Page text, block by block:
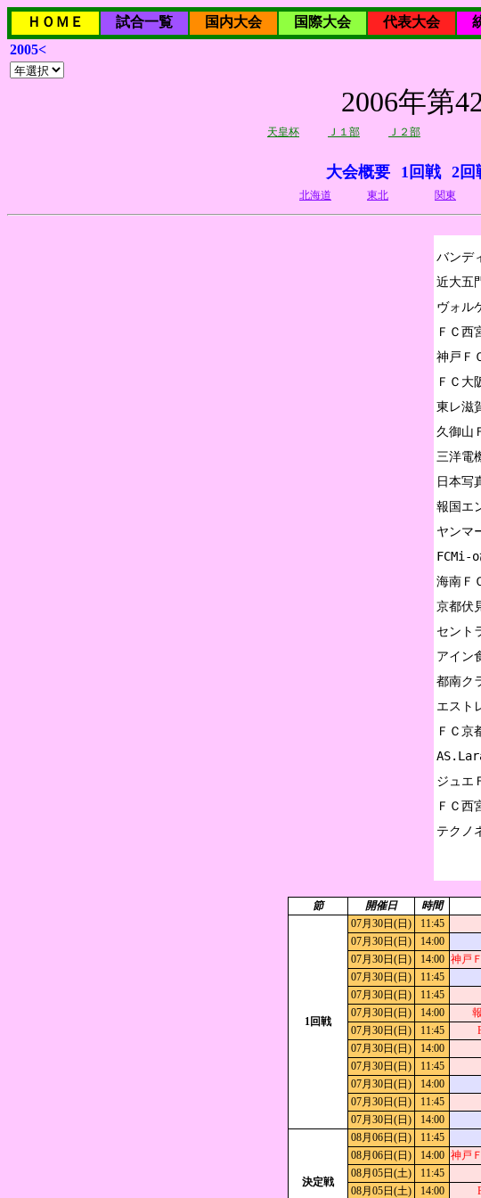
ＨＯＭＥ 試合一覧 国内大会 国際大会 代表大会
2005<
2006年第
天皇杯 Ｊ１部 Ｊ２部
大会概要 1回戦 2回
北海道 東北 関東
バンデ
近大五
ヴォル
ＦＣ西
神戸Ｆ
ＦＣ大
東レ滋
久御山
三洋電
日本写
報国エ
ヤンマ
FCMi-
海南Ｆ
京都伏
セント
アイン
都南ク
エスト
ＦＣ京
ジュエ
ＦＣ西
節 開催日 時間
1回戦
07月30日(日) 11:45
07月30日(日)
14:00
07月30日(日)
14:00 神戸
07月30日(日)
11:45
07月30日(日)
11:45
07月30日(日)
14:00
07月30日(日)
11:45
07月30日(日)
14:00
07月30日(日)
11:45
07月30日(日)
14:00
07月30日(日)
11:45
07月30日(日)
14:00
決定戦
08月06日(日) 11:45
08月06日(日)
14:00 神戸
08月05日(土)
11:45
08月05日(土)
14:00